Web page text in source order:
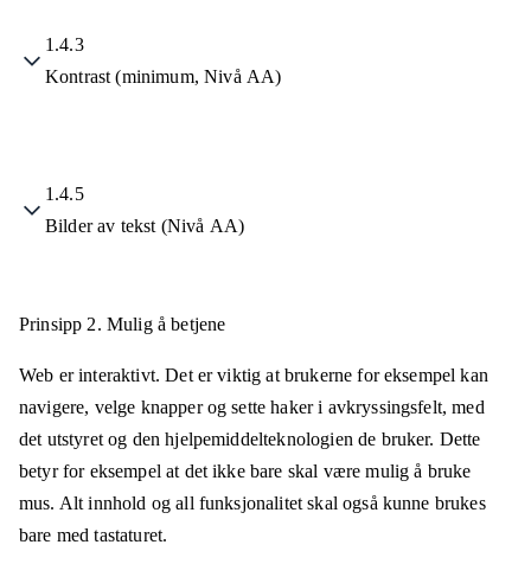
1.4.3
Kontrast (minimum, Nivå AA)
1.4.5
Bilder av tekst (Nivå AA)
Prinsipp 2. Mulig å betjene
Web er interaktivt. Det er viktig at brukerne for eksempel kan
navigere, velge knapper og sette haker i avkryssingsfelt, med
det utstyret og den hjelpemiddelteknologien de bruker. Dette
betyr for eksempel at det ikke bare skal være mulig å bruke
mus. Alt innhold og all funksjonalitet skal også kunne brukes
bare med tastaturet.